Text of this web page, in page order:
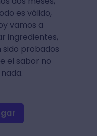
es válido,
vamos a
ingredientes,
sido probados
el sabor no